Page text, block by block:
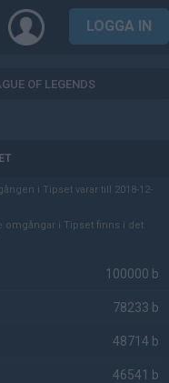
LOGGA IN
OF LEGENDS
i Tipset varar till 2018-12-
omgångar i Tipset finns i det
100000 b
78233 b
48714 b
46541 b